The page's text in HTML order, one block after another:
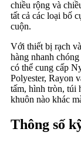
chiều rộng và
tất cả các loại bố
cuộn.
Với thiết bị rạch
hàng nhanh
có thể cung cấp
Polyester, Rayon
tấm, hình tròn, túi
khuôn nào khác
Thông số